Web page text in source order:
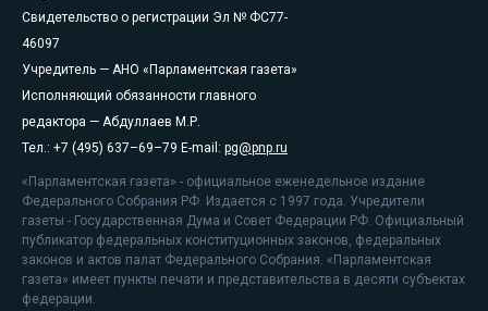
Свидетельство о регистрации Эл № ФС77-
46097
Учредитель — АНО «Парламентская газета»
Исполняющий обязанности главного
редактора — Абдуллаев М.Р.
Тел.: +7 (495) 637–69–79 E-mail: pg@pnp.ru
«Парламентская газета» - официальное еженедельное издание
Федерального Собрания РФ. Издается с 1997 года. Учредители
газеты - Государственная Дума и Совет Федерации РФ. Официальный
публикатор федеральных конституционных законов, федеральных
законов и актов палат Федерального Собрания. «Парламентская
газета» имеет пункты печати и представительства в десяти субъектах
федерации.